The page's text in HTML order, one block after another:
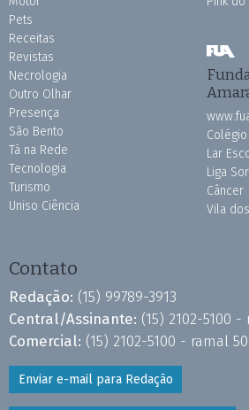
Pets
Receitas
Revistas
Necrologia
Outro Olhar
Presença
São Bento
Tá na Rede
Tecnologia
Turismo
Uniso Ciência
Lar
Liga
Câncer
Vila
Contato
Redação: (15) 99789-3913
Central/Assinante: (15) 2102-5100 -
Comercial: (15) 2102-5100 - ramal
Enviar e-mail para Redação